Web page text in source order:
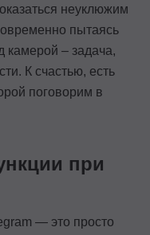
неуклюжим
пытаясь
камерой – задача,
К счастью, есть
поговорим в
при
— это просто